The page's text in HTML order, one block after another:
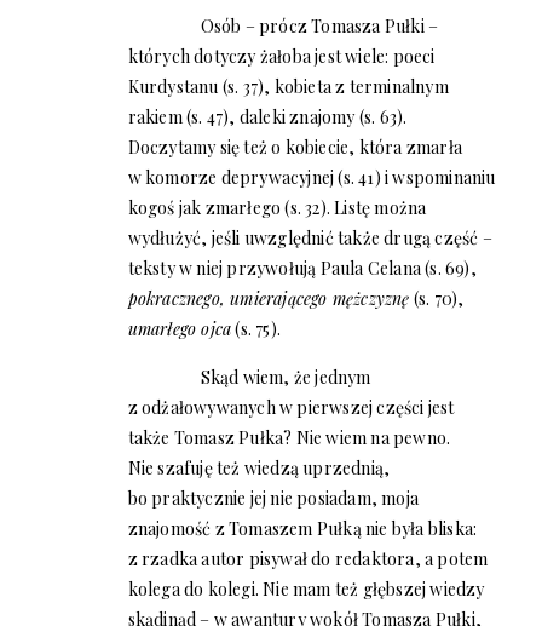
Osób – prócz Tomasza Pułki –
których dotyczy żałoba jest wiele: poeci
Kurdystanu (s. 37), kobieta z terminalnym
rakiem (s. 47), daleki znajomy (s. 63).
Doczytamy się też o kobiecie, która zmarła
w komorze deprywacyjnej (s. 41) i wspominaniu
kogoś jak zmarłego (s. 32). Listę można
wydłużyć, jeśli uwzględnić także drugą część –
teksty w niej przywołują Paula Celana (s. 69),
pokracznego, umierającego mężczyznę (s. 70),
umarłego ojca(s. 75).
Skąd wiem, że jednym
z odżałowywanych w pierwszej części jest
także Tomasz Pułka? Nie wiem na pewno.
Nie szafuję też wiedzą uprzednią,
bo praktycznie jej nie posiadam, moja
znajomość z Tomaszem Pułką nie była bliska:
z rzadka autor pisywał do redaktora, a potem
kolega do kolegi. Nie mam też głębszej wiedzy
skądinąd – w awantury wokół Tomasza Pułki,